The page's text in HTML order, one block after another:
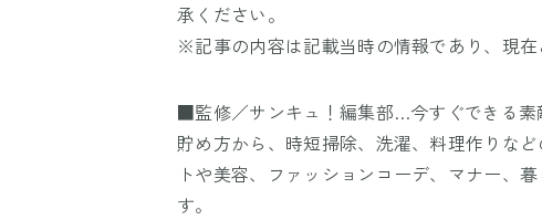
承ください。
※記事の内容は記載当時の情報であり、現在
■監修／サンキュ！編集部…今すぐできる素
貯め方から、時短掃除、洗濯、料理作りな
トや美容、ファッションコーデ、マナー、
す。